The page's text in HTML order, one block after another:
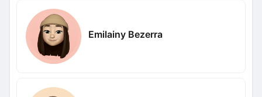
Emilainy Bezerra